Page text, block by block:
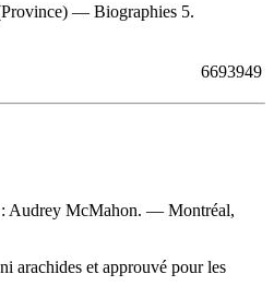
— Biographies 5.
6693949
: Audrey McMahon. — Montréal,
arachides et approuvé pour les